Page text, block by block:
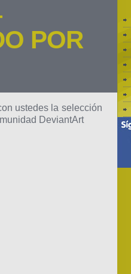
POR
ustedes la selección
DeviantArt